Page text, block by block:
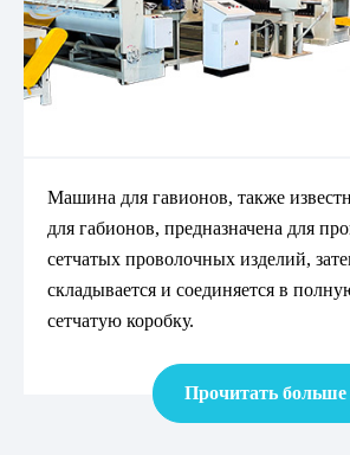
Машина для гавионов, также
для габионов, предназначена для
сетчатых проволочных изделий,
складывается и соединяется в
сетчатую коробку.
Прочитать больше